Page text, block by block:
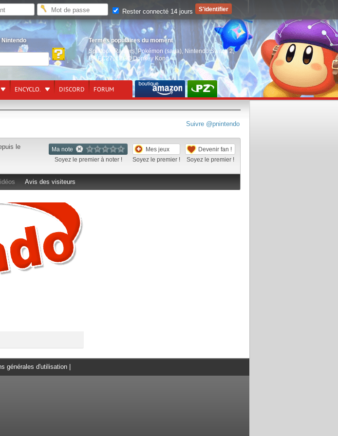
Termes populaires du moment
Splatoon Raiders, Pokémon (saga) Nintendo Switch 2,
EA FC27,LEGO Donkey Kong
ENCYCLO. DISCORD FORUM
Suivre @pnintendo
Ma note
Soyez le premier à noter !
Mes jeux
Soyez le premier !
Devenir fan !
Soyez le premier !
le
Avis des visiteurs
générales d'utilisation
Rester connecté 14 jours